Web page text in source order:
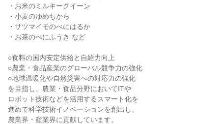
・お米のミルキークイーン
・小麦のゆめちから
・サツマイモのべにはるか
・お茶のべにふうき など
○食料の国内安定供給と自給力向上
○農業・食品産業のグローバル競争力の強化
○地球温暖化や自然災害への対応力の強化
を目指し、農業・食品分野においてITや
ロボット技術などを活用するスマート化を
進めて科学技術イノベーションを創出し、
農業界・産業界に貢献しています。